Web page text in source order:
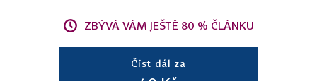
ZBÝVÁ VÁM JEŠTĚ 80 % ČLÁNKU
Číst dál za